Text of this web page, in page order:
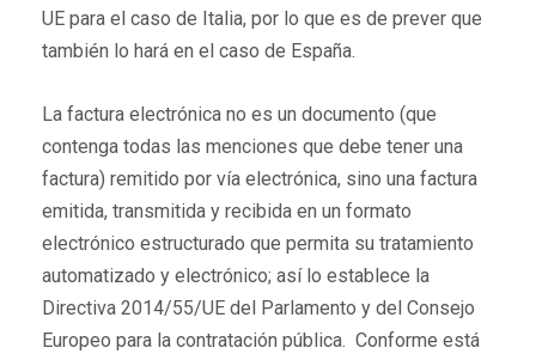
UE para el caso de Italia, por lo que es de prever que
también lo hará en el caso de España.
La factura electrónica no es un documento (que
contenga todas las menciones que debe tener una
factura) remitido por vía electrónica, sino una factura
emitida, transmitida y recibida en un formato
electrónico estructurado que permita su tratamiento
automatizado y electrónico; así lo establece la
Directiva 2014/55/UE del Parlamento y del Consejo
Europeo para la contratación pública. Conforme está